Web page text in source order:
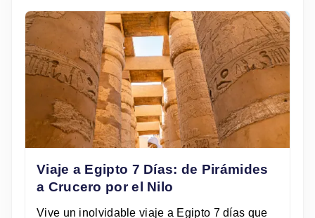
Viaje a Egipto 7 Días: de Pirámides
a Crucero por el Nilo
Vive un inolvidable viaje a Egipto 7 días que